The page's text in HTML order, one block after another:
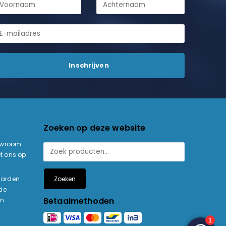
ons op
Zoeken op deze website
Zoeken
Betaalmethoden